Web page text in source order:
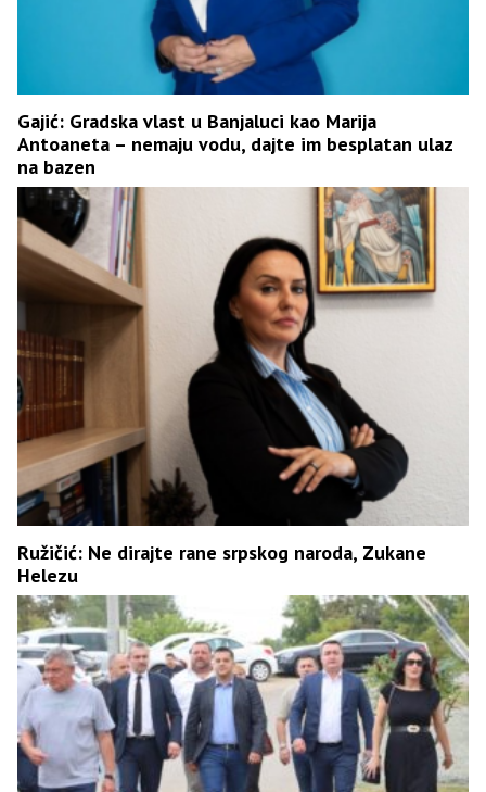
Gajić: Gradska vlast u Banjaluci kao Marija
Antoaneta – nemaju vodu, dajte im besplatan ulaz
na bazen
Ružičić: Ne dirajte rane srpskog naroda, Zukane
Helezu